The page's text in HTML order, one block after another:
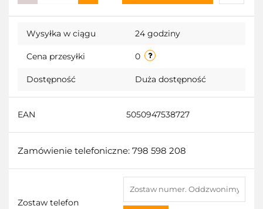
Do
Wysyłka w ciągu 24 godziny
Cena przesyłki 0
Dostępność Duża dostępność
EAN 5050947538727
Zamówienie telefoniczne: 798 598 208
Zostaw telefon